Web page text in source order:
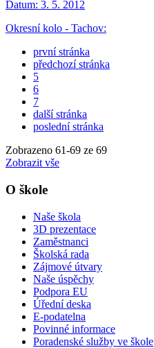
Datum: 3. 5. 2012
Okresní kolo - Tachov:
první stránka
předchozí stránka
5
6
7
další stránka
poslední stránka
Zobrazeno 61-69 ze 69
Zobrazit vše
O škole
Naše škola
3D prezentace
Zaměstnanci
Školská rada
Zájmové útvary
Naše úspěchy
Podpora EU
Úřední deska
E-podatelna
Povinné informace
Poradenské služby ve škole